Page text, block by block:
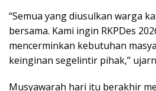
“Semua yang diusulkan warga
bersama. Kami ingin RKPDes
mencerminkan kebutuhan
keinginan segelintir pihak,”
Musyawarah hari itu berakhir